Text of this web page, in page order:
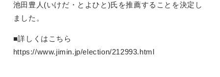
池田豊人(いけだ・とよひと)氏を推薦することを決定し
ました。
■詳しくはこちら
https://www.jimin.jp/election/212993.html